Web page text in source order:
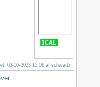
03-10-2023 15:06 afschwartz